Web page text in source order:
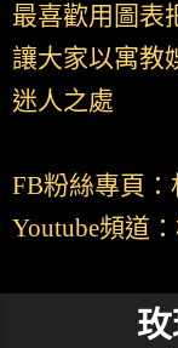
最喜歡用圖表
讓大家以寓教
迷人之處
FB粉絲專頁：
Youtube頻道